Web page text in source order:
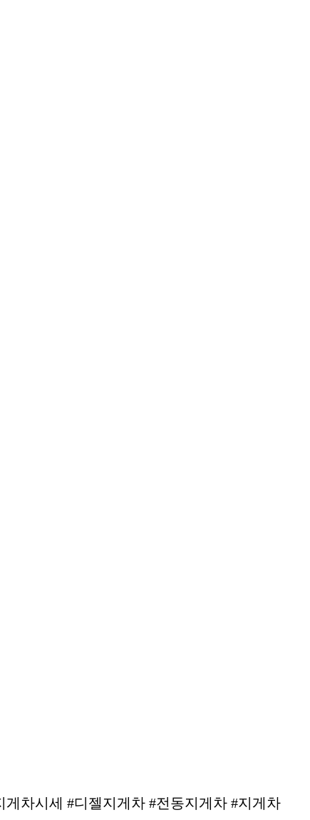
차시세 #디젤지게차 #전동지게차 #지게차